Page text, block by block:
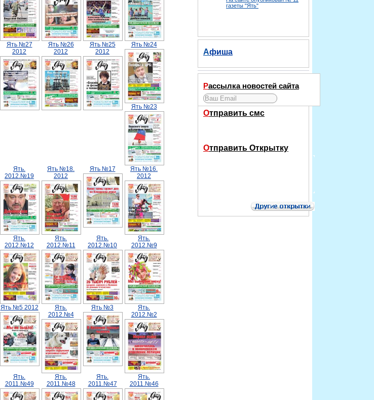
Ять №27
2012
Ять №26
2012
Ять №25
2012
Ять №24
Ять №23
Ять.
2012.№19
Ять №18.
2012
Ять №17
Ять №16.
2012
Ять.
2012.№12
Ять.
2012.№11
Ять.
2012.№10
Ять.
2012.№9
Ять №5 2012
Ять.
2012.№4
Ять №3
Ять.
2012.№2
Ять.
2011.№49
Ять.
2011.№48
Ять.
2011.№47
Ять.
2011.№46
газеты "Ять"
Афиша
Рассылка новостей сайта
Отправить смс
Отправить Открытку